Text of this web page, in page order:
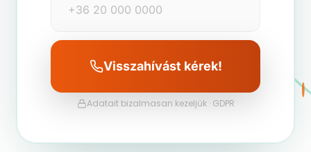
Visszahívást kérek!
Adatait bizalmasan kezeljük · GDPR